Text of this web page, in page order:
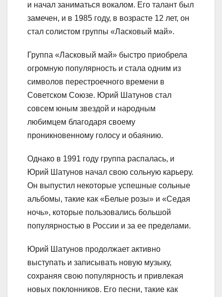
и начал заниматься вокалом. Его талант был
замечен, и в 1985 году, в возрасте 12 лет, он
стал солистом группы «Ласковый май».
Группа «Ласковый май» быстро приобрела
огромную популярность и стала одним из
символов перестроечного времени в
Советском Союзе. Юрий Шатунов стал
совсем юным звездой и народным
любимцем благодаря своему
проникновенному голосу и обаянию.
Однако в 1991 году группа распалась, и
Юрий Шатунов начал свою сольную карьеру.
Он выпустил некоторые успешные сольные
альбомы, такие как «Белые розы» и «Седая
ночь», которые пользовались большой
популярностью в России и за ее пределами.
Юрий Шатунов продолжает активно
выступать и записывать новую музыку,
сохраняя свою популярность и привлекая
новых поклонников. Его песни, такие как